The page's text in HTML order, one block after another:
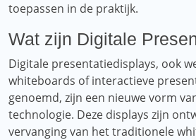
toepassen in de praktijk.
Wat zijn Digitale
Digitale presentatiedisplays, ook
whiteboards of interactieve
genoemd, zijn een nieuwe vorm
technologie. Deze displays zijn
vervanging van het traditionele